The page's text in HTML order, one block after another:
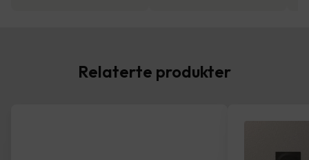
Relaterte produkter